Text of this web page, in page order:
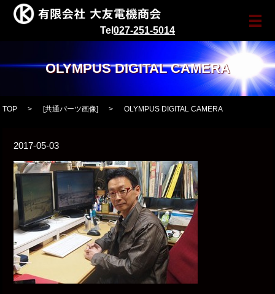
Tel 027-251-5014
メ
OLYMPUS DIGITAL CAMERA
TOP [共通パーツ画像] OLYMPUS DIGITAL CAMERA
2017-05-03